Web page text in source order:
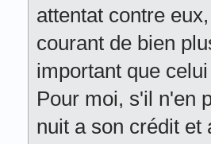
attentat contre
courant de bien
important que
Pour moi, s'il n'en
nuit a son crédit et